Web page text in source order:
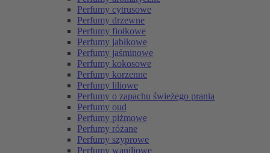
Perfumy cytrusowe
Perfumy drzewne
Perfumy fiołkowe
Perfumy jabłkowe
Perfumy jaśminowe
Perfumy kokosowe
Perfumy korzenne
Perfumy liliowe
Perfumy o zapachu świeżego prania
Perfumy oud
Perfumy piżmowe
Perfumy różane
Perfumy szyprowe
Perfumy waniliowe